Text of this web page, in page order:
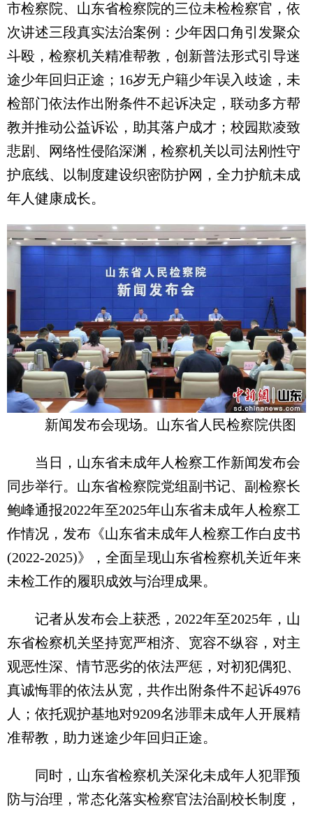
市检察院、山东省检察院的三位未检检察官，依
次讲述三段真实法治案例：少年因口角引发聚众
斗殴，检察机关精准帮教，创新普法形式引导迷
途少年回归正途；16岁无户籍少年误入歧途，未
检部门依法作出附条件不起诉决定，联动多方帮
教并推动公益诉讼，助其落户成才；校园欺凌致
悲剧、网络性侵陷深渊，检察机关以司法刚性守
护底线、以制度建设织密防护网，全力护航未成
年人健康成长。
新闻发布会现场。山东省人民检察院供图
当日，山东省未成年人检察工作新闻发布会
同步举行。山东省检察院党组副书记、副检察长
鲍峰通报2022年至2025年山东省未成年人检察工
作情况，发布《山东省未成年人检察工作白皮书
(2022-2025)》，全面呈现山东省检察机关近年来
未检工作的履职成效与治理成果。
记者从发布会上获悉，2022年至2025年，山
东省检察机关坚持宽严相济、宽容不纵容，对主
观恶性深、情节恶劣的依法严惩，对初犯偶犯、
真诚悔罪的依法从宽，共作出附条件不起诉4976
人；依托观护基地对9209名涉罪未成年人开展精
准帮教，助力迷途少年回归正途。
同时，山东省检察机关深化未成年人犯罪预
防与治理，常态化落实检察官法治副校长制度，